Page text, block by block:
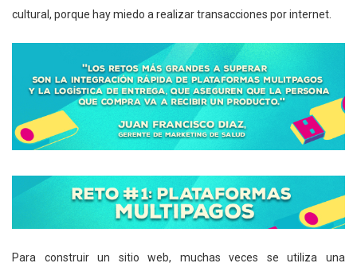
cultural, porque hay miedo a realizar transacciones por internet.
Para construir un sitio web, muchas veces se utiliza una